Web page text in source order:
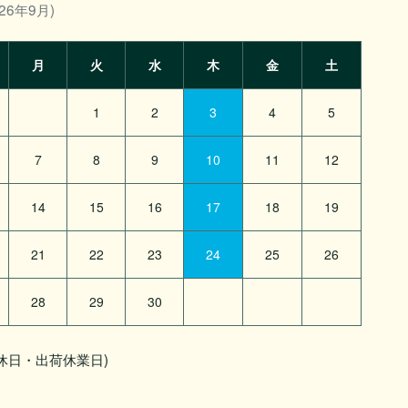
年9月)
月 火 水 木 金 土
1 2 3 4 5
7 8 9 10 11 12
14 15 16 17 18 19
21 22 23 24 25 26
28 29 30
・出荷休業日)